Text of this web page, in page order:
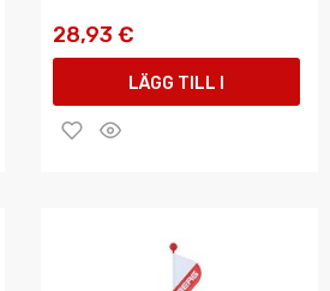
28,93 €
LÄGG TILL I
VARUKORGEN